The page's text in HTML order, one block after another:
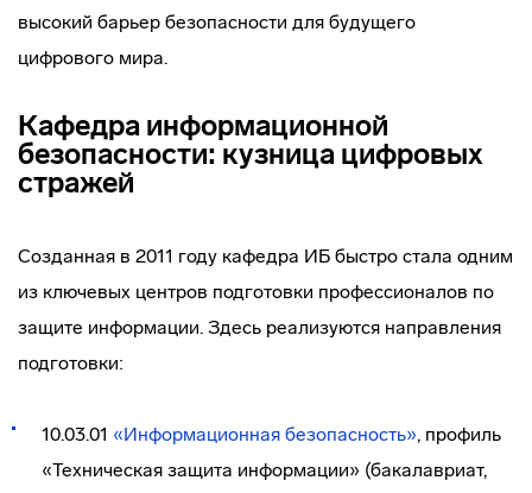
высокий барьер безопасности для будущего
цифрового мира.
Кафедра информационной
безопасности: кузница цифровых
стражей
Созданная в 2011 году кафедра ИБ быстро стала одним
из ключевых центров подготовки профессионалов по
защите информации. Здесь реализуются направления
подготовки:
10.03.01 «Информационная безопасность», профиль
«Техническая защита информации» (бакалавриат,